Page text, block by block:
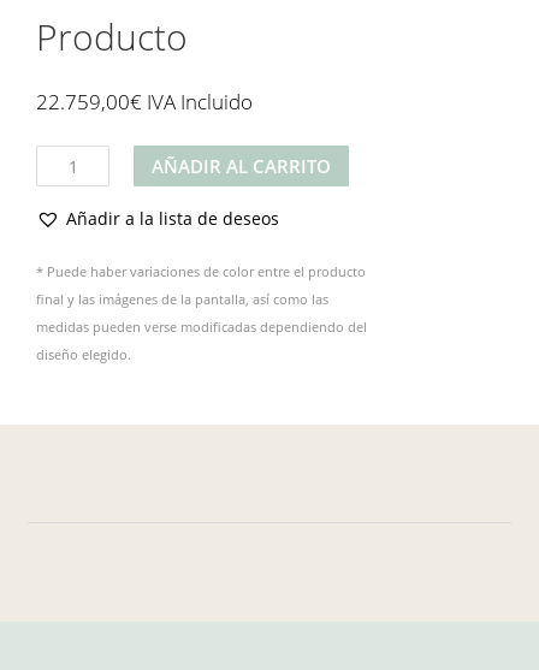
Producto
22.759,00€ IVA Incluido
Producto
cantidad
AÑADIR AL CARRITO
Añadir a la lista de deseos
* Puede haber variaciones de color entre el producto
final y las imágenes de la pantalla, así como las
medidas pueden verse modificadas dependiendo del
diseño elegido.